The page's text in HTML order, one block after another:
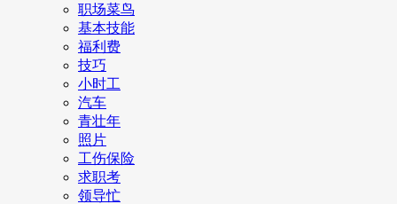
职场菜鸟
基本技能
福利费
技巧
小时工
汽车
青壮年
照片
工伤保险
求职考
领导忙